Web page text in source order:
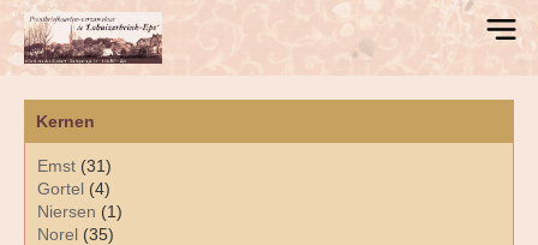
Kernen
Emst (31)
Gortel (4)
Niersen (1)
Norel (35)